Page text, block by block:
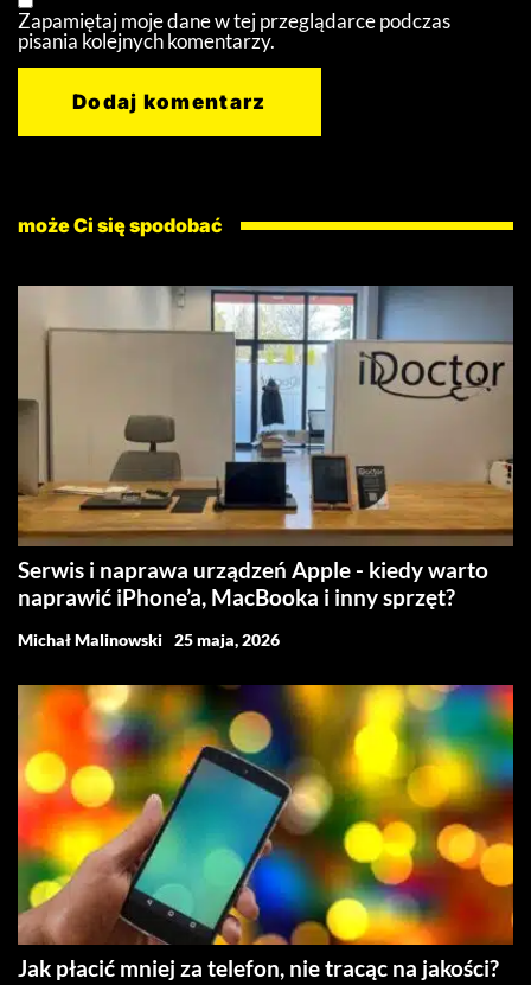
Zapamiętaj moje dane w tej przeglądarce podczas
pisania kolejnych komentarzy.
może Ci się spodobać
Serwis i naprawa urządzeń Apple - kiedy warto
naprawić iPhone’a, MacBooka i inny sprzęt?
Michał Malinowski 25 maja, 2026
Jak płacić mniej za telefon, nie tracąc na jakości?